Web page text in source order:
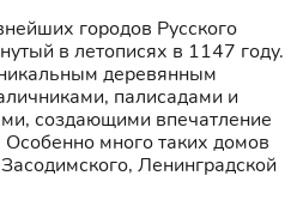
городов Русского
в летописях в 1147 году.
деревянным
палисадами и
создающими впечатление
много таких домов
Ленинградской